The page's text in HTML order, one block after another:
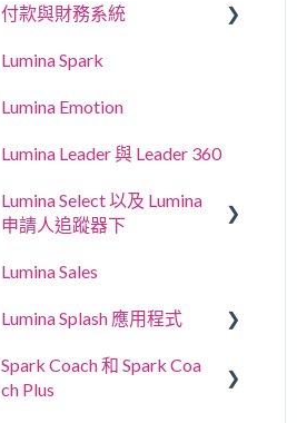
更新帳戶設定
設定
授權使用
線上學習入口網站 (LLXP)
付款與財務系統
購買點數與查看交易紀錄
Lumina Spark
Lumina Emotion
Lumina Leader 與 Leader 360
Lumina Select 以及 Lumina
申請人追蹤器下
應徵者追蹤系統
Lumina Select 說明指南
Lumina Sales
Lumina Splash 應用程式
給參加者
Spark Coach 和 Spark Coa
ch Plus